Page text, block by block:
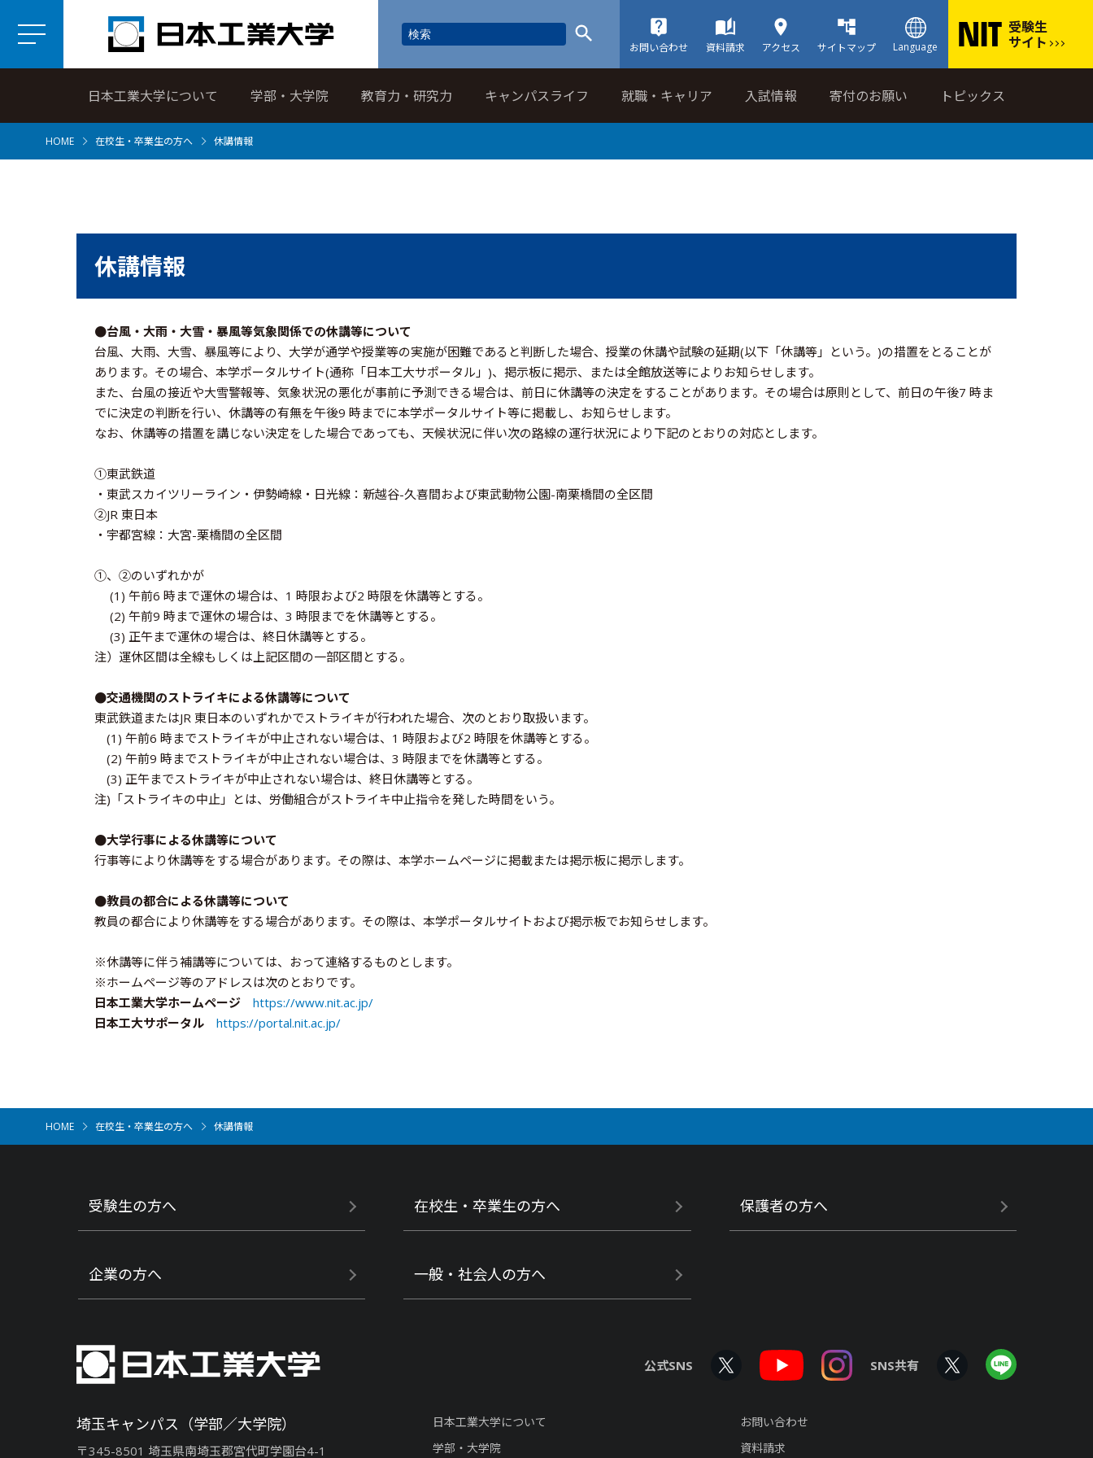
お問い合わせ 資料請求 アクセス サイトマップ Language
受験生
サイト
日本工業大学について 学部・大学院 教育力・研究力 キャンパスライフ 就職・キャリア 入試情報 寄付のお願い トピックス
HOME 在校生・卒業生の方へ 休講情報
休講情報
●台風・大雨・大雪・暴風等気象関係での休講等について
台風、大雨、大雪、暴風等により、大学が通学や授業等の実施が困難であると判断した場合、授業の休講や試験の延期(以下「休講等」という。)の措置をとることが
あります。その場合、本学ポータルサイト(通称「日本工大サポータル」)、掲示板に掲示、または全館放送等によりお知らせします。
また、台風の接近や大雪警報等、気象状況の悪化が事前に予測できる場合は、前日に休講等の決定をすることがあります。その場合は原則として、前日の午後7 時ま
でに決定の判断を行い、休講等の有無を午後9 時までに本学ポータルサイト等に掲載し、お知らせします。
なお、休講等の措置を講じない決定をした場合であっても、天候状況に伴い次の路線の運行状況により下記のとおりの対応とします。
①東武鉄道
・東武スカイツリーライン・伊勢崎線・日光線：新越谷-久喜間および東武動物公園-南栗橋間の全区間
②JR 東日本
・宇都宮線：大宮-栗橋間の全区間
①、②のいずれかが
(1) 午前6 時まで運休の場合は、1 時限および2 時限を休講等とする。
(2) 午前9 時まで運休の場合は、3 時限までを休講等とする。
(3) 正午まで運休の場合は、終日休講等とする。
注）運休区間は全線もしくは上記区間の一部区間とする。
●交通機関のストライキによる休講等について
東武鉄道またはJR 東日本のいずれかでストライキが行われた場合、次のとおり取扱います。
(1) 午前6 時までストライキが中止されない場合は、1 時限および2 時限を休講等とする。
(2) 午前9 時までストライキが中止されない場合は、3 時限までを休講等とする。
(3) 正午までストライキが中止されない場合は、終日休講等とする。
注)「ストライキの中止」とは、労働組合がストライキ中止指令を発した時間をいう。
●大学行事による休講等について
行事等により休講等をする場合があります。その際は、本学ホームページに掲載または掲示板に掲示します。
●教員の都合による休講等について
教員の都合により休講等をする場合があります。その際は、本学ポータルサイトおよび掲示板でお知らせします。
※休講等に伴う補講等については、おって連絡するものとします。
※ホームページ等のアドレスは次のとおりです。
日本工業大学ホームページ
https://www.nit.ac.jp/
日本工大サポータル
https://portal.nit.ac.jp/
HOME 在校生・卒業生の方へ 休講情報
受験生の方へ 在校生・卒業生の方へ 保護者の方へ
企業の方へ 一般・社会人の方へ
埼玉キャンパス（学部／大学院）
〒345-8501 埼玉県南埼玉郡宮代町学園台4-1
日本工業大学について
学部・大学院
お問い合わせ
資料請求
公式SNS SNS共有